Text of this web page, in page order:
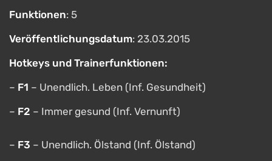
Funktionen: 5
Veröffentlichungsdatum: 23.03.2015
Hotkeys und Trainerfunktionen:
– F1 – Unendlich. Leben (Inf. Gesundheit)
– F2 – Immer gesund (Inf. Vernunft)
– F3 – Unendlich. Ölstand (Inf. Ölstand)